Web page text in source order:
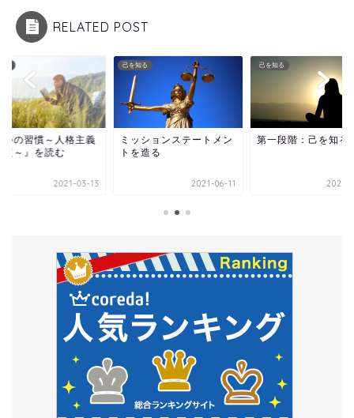
RELATED POST
ションステートメン
造る
2021-06-11
己を知る
第一段階：己を知る
2021-08-03
己を知る
『七つの習慣～人格
2021-